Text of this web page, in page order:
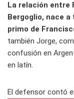
La relación entre
Bergoglio, nace
primo de
también Jorge,
confusión en
en latín.
El defensor contó